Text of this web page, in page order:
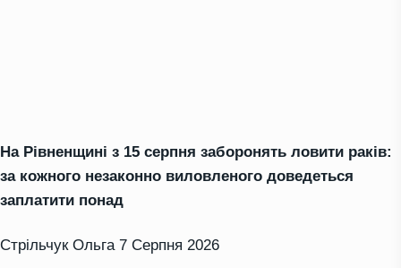
На Рівненщині з 15 серпня заборонять ловити раків:
за кожного незаконно виловленого доведеться
заплатити понад
Стрільчук Ольга 7 Серпня 2026